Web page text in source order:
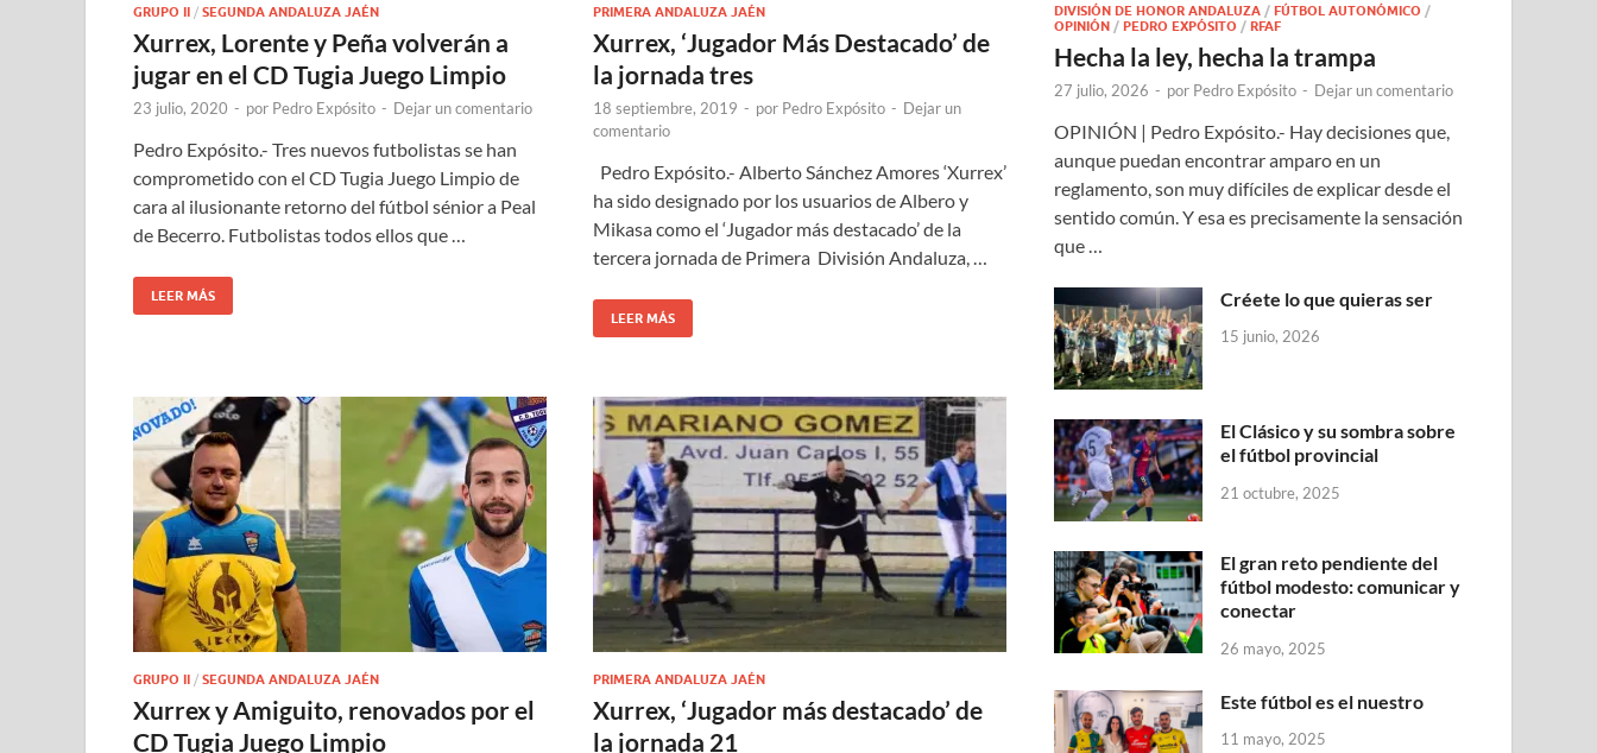
GRUPO II / SEGUNDA ANDALUZA JAÉN
Xurrex, Lorente y Peña volverán a
jugar en el CD Tugia Juego Limpio
23 julio, 2020 - por Pedro Expósito - Dejar un comentario
Pedro Expósito.- Tres nuevos futbolistas se han
comprometido con el CD Tugia Juego Limpio de
cara al ilusionante retorno del fútbol sénior a Peal
de Becerro. Futbolistas todos ellos que …
LEER MÁS
PRIMERA ANDALUZA JAÉN
Xurrex, ‘Jugador Más Destacado’ de
la jornada tres
18 septiembre, 2019 - por Pedro Expósito - Dejar un
comentario
Pedro Expósito.- Alberto Sánchez Amores ‘Xurrex’
ha sido designado por los usuarios de Albero y
Mikasa como el ‘Jugador más destacado’ de la
tercera jornada de Primera División Andaluza, …
LEER MÁS
GRUPO II / SEGUNDA ANDALUZA JAÉN
Xurrex y Amiguito, renovados por el
CD Tugia Juego Limpio
PRIMERA ANDALUZA JAÉN
Xurrex, ‘Jugador más destacado’ de
la jornada 21
DIVISIÓN DE HONOR ANDALUZA /FÚTBOL AUTONÓMICO /
OPINIÓN /PEDRO EXPÓSITO /RFAF
Hecha la ley, hecha la trampa
27 julio, 2026 - por Pedro Expósito - Dejar un comentario
OPINIÓN | Pedro Expósito.- Hay decisiones que,
aunque puedan encontrar amparo en un
reglamento, son muy difíciles de explicar desde el
sentido común. Y esa es precisamente la sensación
que …
Créete lo que quieras ser
15 junio, 2026
El Clásico y su sombra sobre
el fútbol provincial
21 octubre, 2025
El gran reto pendiente del
fútbol modesto: comunicar y
conectar
26 mayo, 2025
Este fútbol es el nuestro
11 mayo, 2025